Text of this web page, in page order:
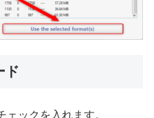
ド
ェックを入れます。